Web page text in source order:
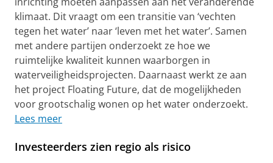
klimaat. Dit vraagt om een transitie van ‘vechten
tegen het water’ naar ‘leven met het water’. Samen
met andere partijen onderzoekt ze hoe we
ruimtelijke kwaliteit kunnen waarborgen in
waterveiligheidsprojecten. Daarnaast werkt ze aan
het project Floating Future, dat de mogelijkheden
voor grootschalig wonen op het water onderzoekt.
Lees meer
Investeerders zien regio als risico